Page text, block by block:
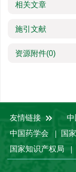
相关文章
施引文献
资源附件(0)
友情链接 中
中国药学会
国
国家知识产权局